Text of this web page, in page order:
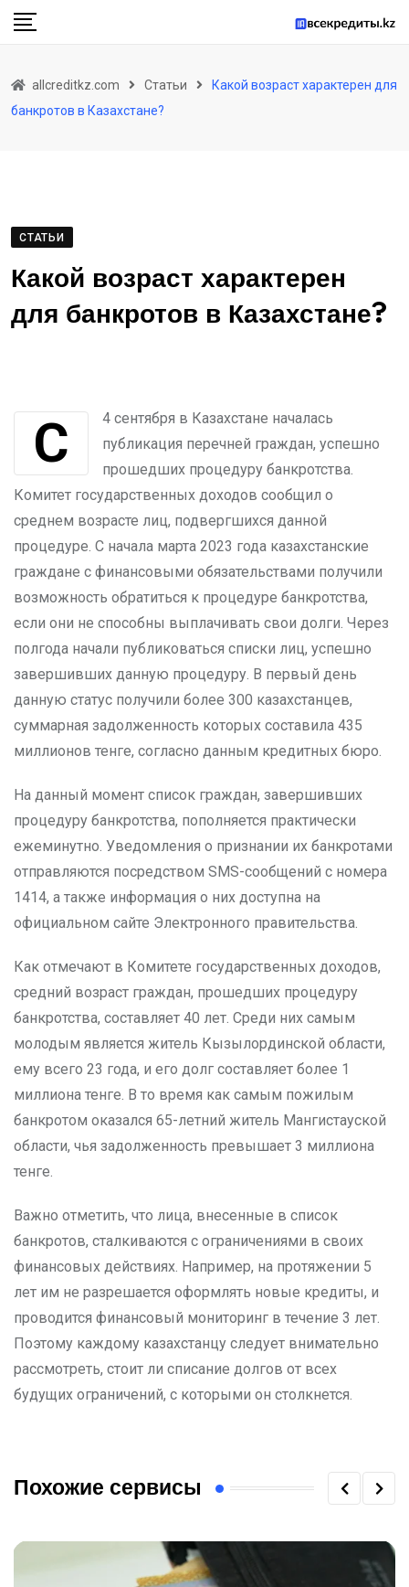
Skip
allcreditkz.com Статьи
Какой возраст характерен для
банкротов в Казахстане?
СТАТЬИ
Какой возраст характерен
для банкротов в Казахстане?
С 4 сентября в Казахстане началась
публикация перечней граждан, успешно
прошедших процедуру банкротства.
Комитет государственных доходов сообщил о
среднем возрасте лиц, подвергшихся данной
процедуре. С начала марта 2023 года казахстанские
граждане с финансовыми обязательствами получили
возможность обратиться к процедуре банкротства,
если они не способны выплачивать свои долги. Через
полгода начали публиковаться списки лиц, успешно
завершивших данную процедуру. В первый день
данную статус получили более 300 казахстанцев,
суммарная задолженность которых составила 435
миллионов тенге, согласно данным кредитных бюро.
На данный момент список граждан, завершивших
процедуру банкротства, пополняется практически
ежеминутно. Уведомления о признании их банкротами
отправляются посредством SMS-сообщений с номера
1414, а также информация о них доступна на
официальном сайте Электронного правительства.
Как отмечают в Комитете государственных доходов,
средний возраст граждан, прошедших процедуру
банкротства, составляет 40 лет. Среди них самым
молодым является житель Кызылординской области,
ему всего 23 года, и его долг составляет более 1
миллиона тенге. В то время как самым пожилым
банкротом оказался 65-летний житель Мангистауской
области, чья задолженность превышает 3 миллиона
тенге.
Важно отметить, что лица, внесенные в список
банкротов, сталкиваются с ограничениями в своих
финансовых действиях. Например, на протяжении 5
лет им не разрешается оформлять новые кредиты, и
проводится финансовый мониторинг в течение 3 лет.
Поэтому каждому казахстанцу следует внимательно
рассмотреть, стоит ли списание долгов от всех
будущих ограничений, с которыми он столкнется.
Похожие сервисы